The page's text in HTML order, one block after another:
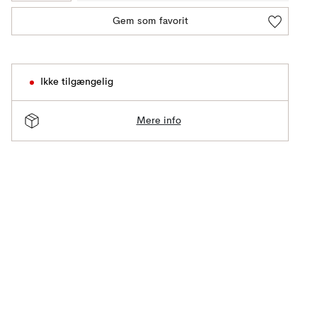
Gem som favorit
Ikke tilgængelig
Mere info